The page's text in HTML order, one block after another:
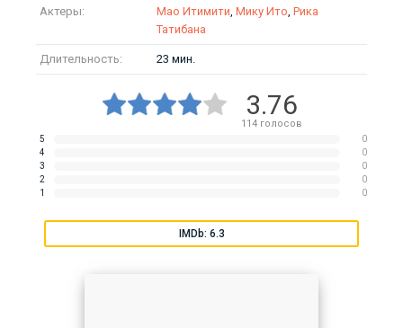
Актеры: Мао Итимити, Мику Ито, Рика
Татибана
Длительность: 23 мин.
3.76
114голосов
5
0
4
0
3
0
2
0
1
0
IMDb: 6.3